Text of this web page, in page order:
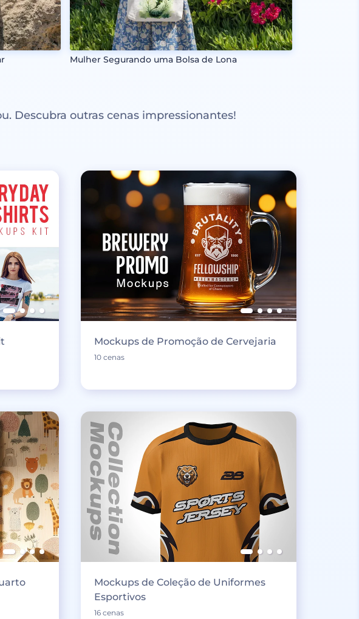
Mulher Segurando uma Bolsa de Lona
Descubra outras cenas impressionantes!
Mockups de Promoção de Cervejaria
10 cenas
Mockups de Coleção de Uniformes
Esportivos
16 cenas